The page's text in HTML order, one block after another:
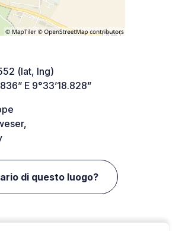
(lat, lng)
E 9°33’18.828”
di questo luogo?